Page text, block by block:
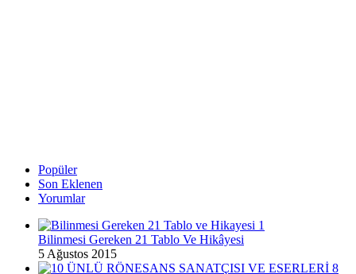
Popüler
Son Eklenen
Yorumlar
Bilinmesi Gereken 21 Tablo Ve Hikâyesi
5 Ağustos 2015